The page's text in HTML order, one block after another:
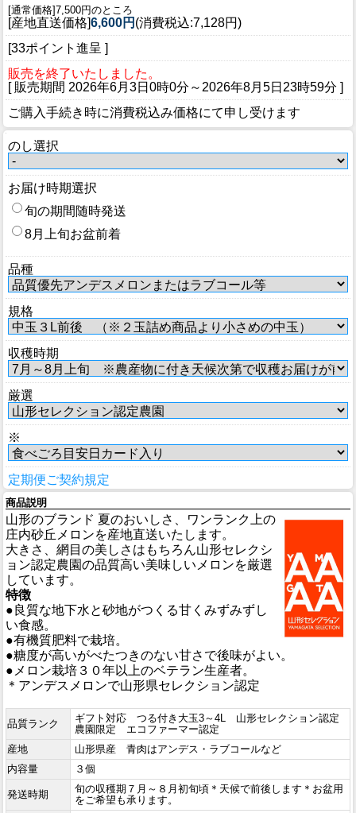
[通常価格]7,500円のところ
[産地直送価格]6,600円 (消費税込:7,128円)
[33ポイント進呈 ]
販売を終了いたしました。
[ 販売期間 2026年6月3日0時0分 ～ 2026年8月5日23時59分 ]
ご購入手続き時に消費税込み価格にて申し受けます
のし選択
お届け時期選択
旬の期間随時発送
8月上旬お盆前着
品種
規格
収穫時期
厳選
※
定期便ご契約規定
商品説明
山形のブランド 夏のおいしさ、ワンランク上の
庄内砂丘メロンを産地直送いたします。
大きさ、網目の美しさはもちろん山形セレクシ
ョン認定農園の品質高い美味しいメロンを厳選
しています。
特徴
●良質な地下水と砂地がつくる甘くみずみずし
い食感。
●有機質肥料で栽培。
●糖度が高いがべたつきのない甘さで後味がよい。
●メロン栽培３０年以上のベテラン生産者。
＊アンデスメロンで山形県セレクション認定
品質ランク
ギフト対応 つる付き大玉3～4L 山形セレクション認定
農園限定 エコファーマー認定
産地
山形県産 青肉はアンデス・ラブコールなど
内容量
３個
発送時期
旬の収穫期７月～８月初旬頃＊天候で前後します＊お盆用
をご希望も承ります。